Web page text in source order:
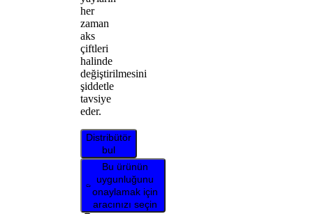
her
zaman
aks
çiftleri
halinde
değiştirilmesini
şiddetle
tavsiye
eder.
Distribütör
bul
Bu ürünün
uygunluğunu
onaylamak için
aracınızı seçin